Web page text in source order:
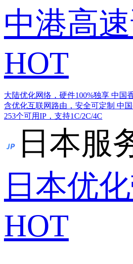
中港高
HOT
大陆优化网络，硬件100%独享 中国
含优化互联网路由，安全可定制 中
253个可用IP，支持1C/2C/4C
日本服
日本优
HOT